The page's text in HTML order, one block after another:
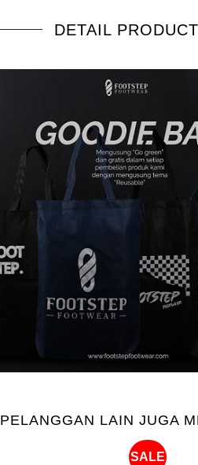
DETAIL PRODUCT
PELANGGAN LAIN JUGA
SALE